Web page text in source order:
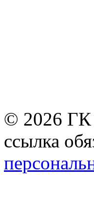
© 2026 ГК
ссылка